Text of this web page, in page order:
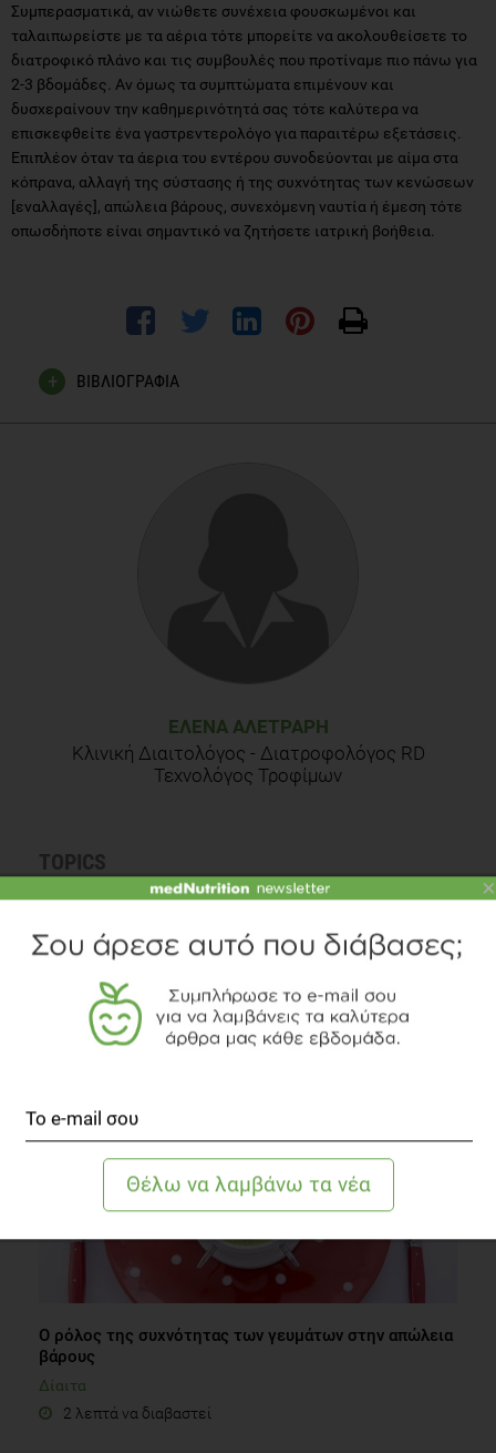
Συμπερασματικά, αν νιώθετε συνέχεια φουσκωμένοι και
ταλαιπωρείστε με τα αέρια τότε μπορείτε να ακολουθείσετε το
διατροφικό πλάνο και τις συμβουλές που προτίναμε πιο πάνω για
2-3 βδομάδες. Aν όμως τα συμπτώματα επιμένουν και
δυσχεραίνουν την καθημερινότητά σας τότε καλύτερα να
επισκεφθείτε ένα γαστρεντερολόγο για παραιτέρω εξετάσεις.
Επιπλέον όταν τα άερια του εντέρου συνοδεύονται με αίμα στα
κόπρανα, αλλαγή της σύστασης ή της συχνότητας των κενώσεων
[εναλλαγές], απώλεια βάρους, συνεχόμενη ναυτία ή έμεση τότε
οπωσδήποτε είναι σημαντικό να ζητήσετε ιατρική βοήθεια.
ΒΙΒΛΙΟΓΡΑΦΙΑ
MayoClinic (2018) «Gas and Gas Pain» [online] Available at:
https://www.mayoclinic.org/diseases-conditions/gas-and-
ΈΛΕΝΑ ΑΛΕΤΡΆΡΗ
Κλινική Διαιτολόγος - Διατροφολόγος RD
Τεχνολόγος Τροφίμων
TOPICS
ΛΑΧΑΝΙΚΑ
ΦΡΟΥΤΑ
ΔΙΑΒΑΣΤΕ ΑΚΟΜΗ
Ο ρόλος της συχνότητας των γευμάτων στην απώλεια
βάρους
Δίαιτα
2 λεπτά να διαβαστεί
×